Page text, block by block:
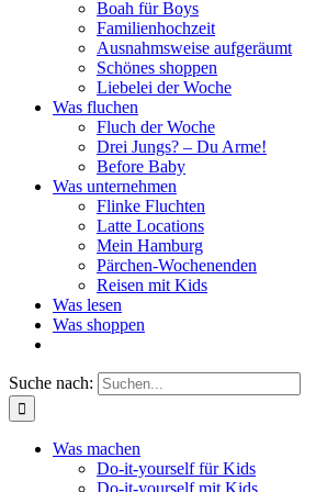
Boah für Boys
Familienhochzeit
Ausnahmsweise aufgeräumt
Schönes shoppen
Liebelei der Woche
Was fluchen
Fluch der Woche
Drei Jungs? – Du Arme!
Before Baby
Was unternehmen
Flinke Fluchten
Latte Locations
Mein Hamburg
Pärchen-Wochenenden
Reisen mit Kids
Was lesen
Was shoppen
Suche nach:
Was machen
Do-it-yourself für Kids
Do-it-yourself mit Kids